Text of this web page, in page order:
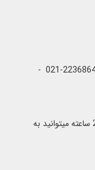
021-22065033 - 021-22368641 - 021-22368642 -
در صورت ایراد یا اشغال خطوط به صورت 24 ساعته میتوانید به